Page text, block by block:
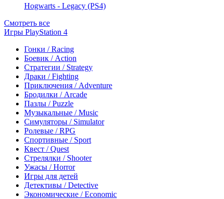
Hogwarts - Legacy (PS4)
Смотреть все
Игры PlayStation 4
Гонки / Racing
Боевик / Action
Стратегии / Strategy
Драки / Fighting
Приключения / Adventure
Бродилки / Arcade
Пазлы / Puzzle
Музыкальные / Music
Симуляторы / Simulator
Ролевые / RPG
Спортивные / Sport
Квест / Quest
Стрелялки / Shooter
Ужасы / Horror
Игры для детей
Детективы / Detective
Экономические / Economic